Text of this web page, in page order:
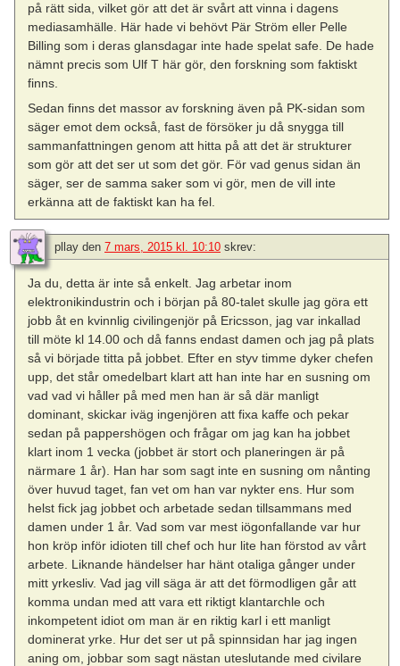
på rätt sida, vilket gör att det är svårt att vinna i dagens
mediasamhälle. Här hade vi behövt Pär Ström eller Pelle
Billing som i deras glansdagar inte hade spelat safe. De hade
nämnt precis som Ulf T här gör, den forskning som faktiskt
finns.
Sedan finns det massor av forskning även på PK-sidan som
säger emot dem också, fast de försöker ju då snygga till
sammanfattningen genom att hitta på att det är strukturer
som gör att det ser ut som det gör. För vad genus sidan än
säger, ser de samma saker som vi gör, men de vill inte
erkänna att de faktiskt kan ha fel.
pllay den 7 mars, 2015 kl. 10:10 skrev:
Ja du, detta är inte så enkelt. Jag arbetar inom
elektronikindustrin och i början på 80-talet skulle jag göra ett
jobb åt en kvinnlig civilingenjör på Ericsson, jag var inkallad
till möte kl 14.00 och då fanns endast damen och jag på plats
så vi började titta på jobbet. Efter en styv timme dyker chefen
upp, det står omedelbart klart att han inte har en susning om
vad vad vi håller på med men han är så där manligt
dominant, skickar iväg ingenjören att fixa kaffe och pekar
sedan på pappershögen och frågar om jag kan ha jobbet
klart inom 1 vecka (jobbet är stort och planeringen är på
närmare 1 år). Han har som sagt inte en susning om nånting
över huvud taget, fan vet om han var nykter ens. Hur som
helst fick jag jobbet och arbetade sedan tillsammans med
damen under 1 år. Vad som var mest iögonfallande var hur
hon kröp inför idioten till chef och hur lite han förstod av vårt
arbete. Liknande händelser har hänt otaliga gånger under
mitt yrkesliv. Vad jag vill säga är att det förmodligen går att
komma undan med att vara ett riktigt klantarchle och
inkompetent idiot om man är en riktig karl i ett manligt
dominerat yrke. Hur det ser ut på spinnsidan har jag ingen
aning om, jobbar som sagt nästan uteslutande med civilare